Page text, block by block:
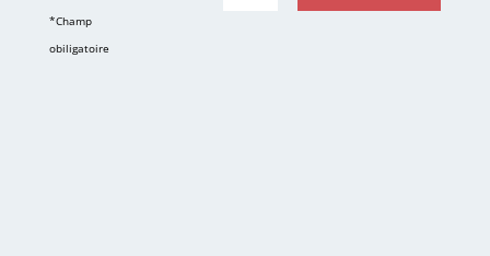
*Champ
obiligatoire